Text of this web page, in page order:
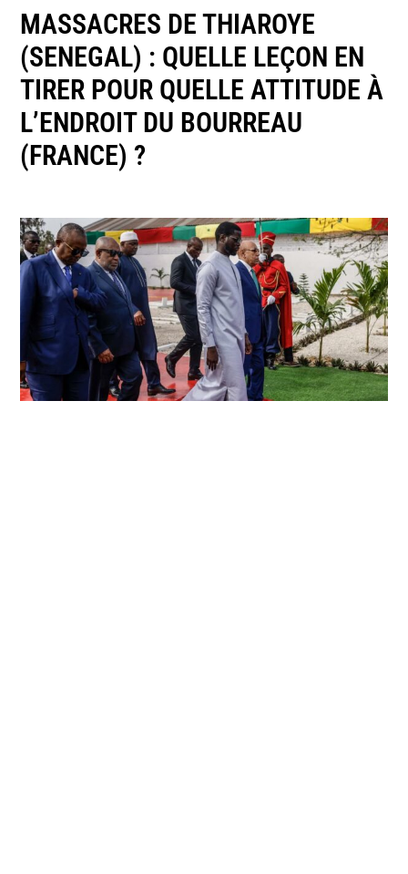
MASSACRES DE THIAROYE
(SENEGAL) : QUELLE LEÇON EN
TIRER POUR QUELLE ATTITUDE À
L’ENDROIT DU BOURREAU
(FRANCE) ?